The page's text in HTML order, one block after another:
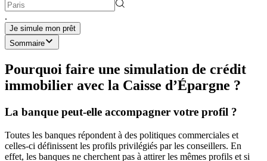
.
Je simule mon prêt
Sommaire
Pourquoi faire une simulation de crédit
immobilier avec la Caisse d’Épargne ?
La banque peut-elle accompagner votre profil ?
Toutes les banques répondent à des politiques commerciales et
celles-ci définissent les profils privilégiés par les conseillers. En
effet, les banques ne cherchent pas à attirer les mêmes profils et si